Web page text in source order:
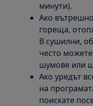
минути).
Ако
гореща,
В сушилни,
често
шумове или
Ако уредът
на
поискате